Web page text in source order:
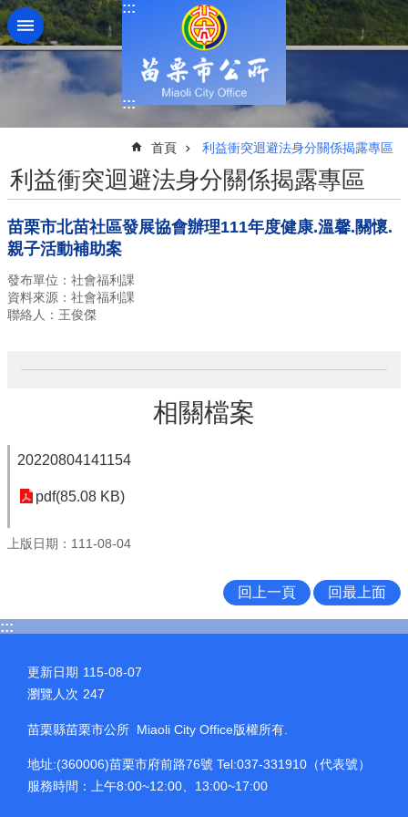
跳到主要內容區塊
:::
:::
首頁 利益衝突迴避法身分關係揭露專區
利益衝突迴避法身分關係揭露專區
苗栗市北苗社區發展協會辦理111年度健康.溫馨.關懷.
親子活動補助案
發布單位：社會福利課
資料來源：社會福利課
聯絡人：王俊傑
相關檔案
20220804141154
pdf(85.08 KB)
上版日期：111-08-04
回上一頁 回最上面
:::
更新日期 115-08-07
瀏覽人次 247
苗栗縣苗栗市公所 Miaoli City Office版權所有.
地址:(360006)苗栗市府前路76號 Tel:037-331910（代表號）
服務時間：上午8:00~12:00、13:00~17:00